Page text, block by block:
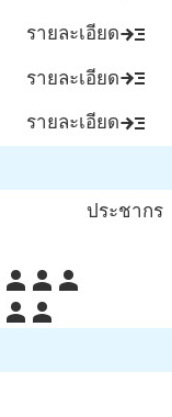
รายละเอียดread_more
รายละเอียดread_more
รายละเอียดread_more
ประชากร
person person person
person person